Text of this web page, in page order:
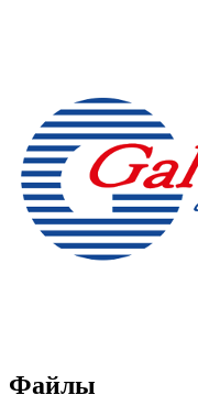
Файлы